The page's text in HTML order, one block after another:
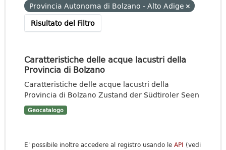
Provincia Autonoma di Bolzano - Alto Adige
Risultato del Filtro
Caratteristiche delle acque lacustri della
Provincia di Bolzano
Caratteristiche delle acque lacustri della
Provincia di Bolzano Zustand der Südtiroler Seen
Geocatalogo
E' possibile inoltre accedere al registro usando le API (vedi